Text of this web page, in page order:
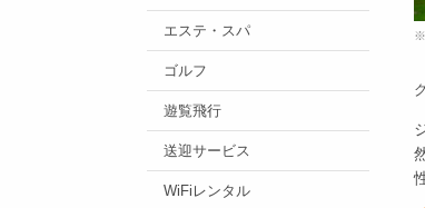
※
エステ・スパ
ゴルフ
遊覧飛行
送迎サービス
WiFiレンタル